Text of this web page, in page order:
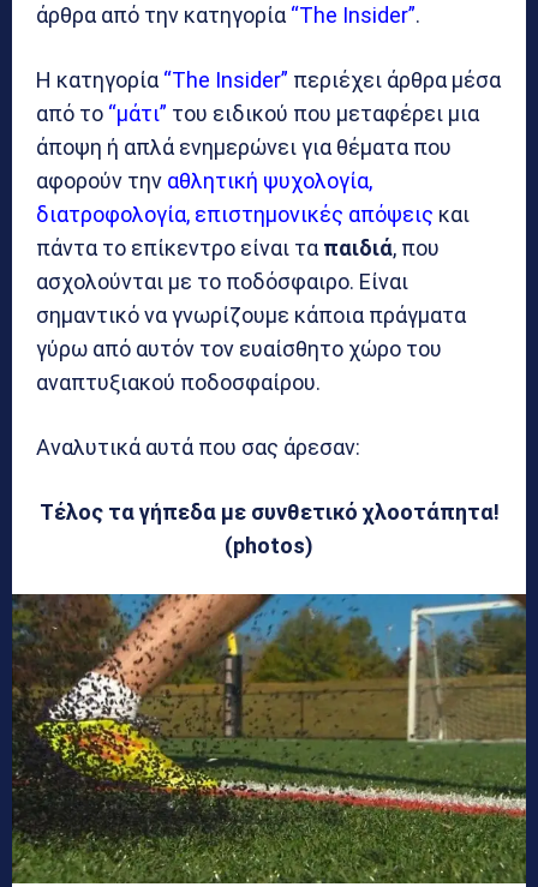
άρθρα από την κατηγορία “The Insider”.
Η κατηγορία “The Insider” περιέχει άρθρα μέσα
από το “μάτι” του ειδικού που μεταφέρει μια
άποψη ή απλά ενημερώνει για θέματα που
αφορούν την αθλητική ψυχολογία,
διατροφολογία, επιστημονικές απόψεις και
πάντα το επίκεντρο είναι τα παιδιά, που
ασχολούνται με το ποδόσφαιρο. Είναι
σημαντικό να γνωρίζουμε κάποια πράγματα
γύρω από αυτόν τον ευαίσθητο χώρο του
αναπτυξιακού ποδοσφαίρου.
Αναλυτικά αυτά που σας άρεσαν:
Τέλος τα γήπεδα με συνθετικό χλοοτάπητα!
(photos)